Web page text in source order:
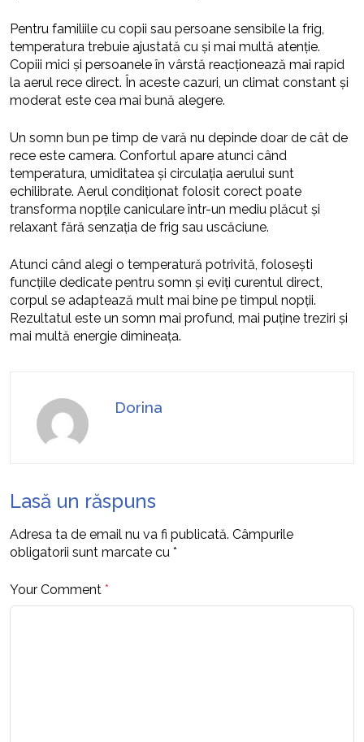
Pentru familiile cu copii sau persoane sensibile la frig,
temperatura trebuie ajustată cu și mai multă atenție.
Copiii mici și persoanele în vârstă reacționează mai rapid
la aerul rece direct. În aceste cazuri, un climat constant și
moderat este cea mai bună alegere.
Un somn bun pe timp de vară nu depinde doar de cât de
rece este camera. Confortul apare atunci când
temperatura, umiditatea și circulația aerului sunt
echilibrate. Aerul condiționat folosit corect poate
transforma nopțile caniculare într-un mediu plăcut și
relaxant fără senzația de frig sau uscăciune.
Atunci când alegi o temperatură potrivită, folosești
funcțiile dedicate pentru somn și eviți curentul direct,
corpul se adaptează mult mai bine pe timpul nopții.
Rezultatul este un somn mai profund, mai puține treziri și
mai multă energie dimineața.
Dorina
Lasă un răspuns
Adresa ta de email nu va fi publicată. Câmpurile
obligatorii sunt marcate cu *
Your Comment *